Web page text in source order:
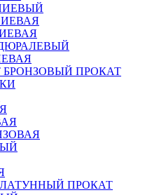
БРОНЗОВЫЙ ПРОКАТ
ЛАТУННЫЙ ПРОКАТ